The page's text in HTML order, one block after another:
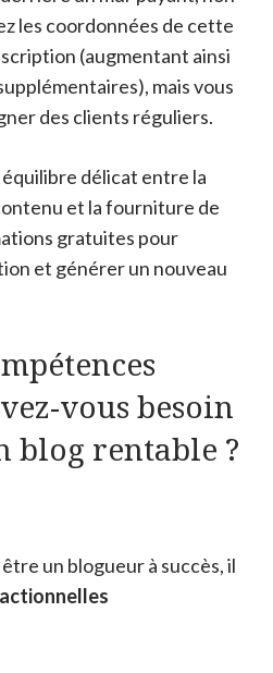
les coordonnées de cette
(augmentant ainsi
mais vous
des clients réguliers.
délicat entre la
et la fourniture de
gratuites pour
et générer un nouveau
vous besoin
blog rentable ?
un blogueur à succès, il